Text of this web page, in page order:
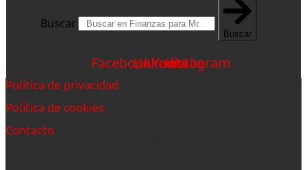
Buscar
Buscar
FacebookLinkedin
Youtube
Instagram
Política de privacidad
Política de cookies
Contacto